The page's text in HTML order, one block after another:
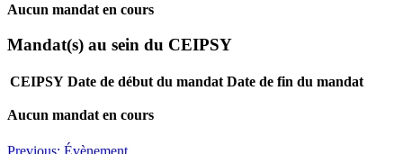
Aucun mandat en cours
Mandat(s) au sein du CEIPSY
CEIPSY Date de début du mandat Date de fin du mandat
Aucun mandat en cours
Previous: Évènement